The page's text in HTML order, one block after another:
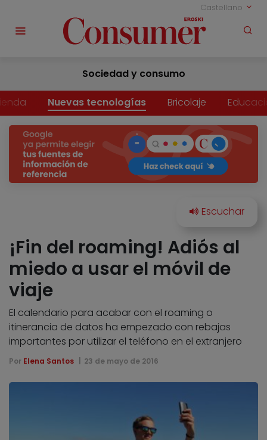
Castellano
Sociedad y consumo
Nuevas tecnologías Bricolaje
¡Fin del roaming! Adiós al
miedo a usar el móvil de
viaje
El calendario para acabar con el roaming o
itinerancia de datos ha empezado con rebajas
importantes por utilizar el teléfono en el extranjero
Por Elena Santos 23 de mayo de 2016